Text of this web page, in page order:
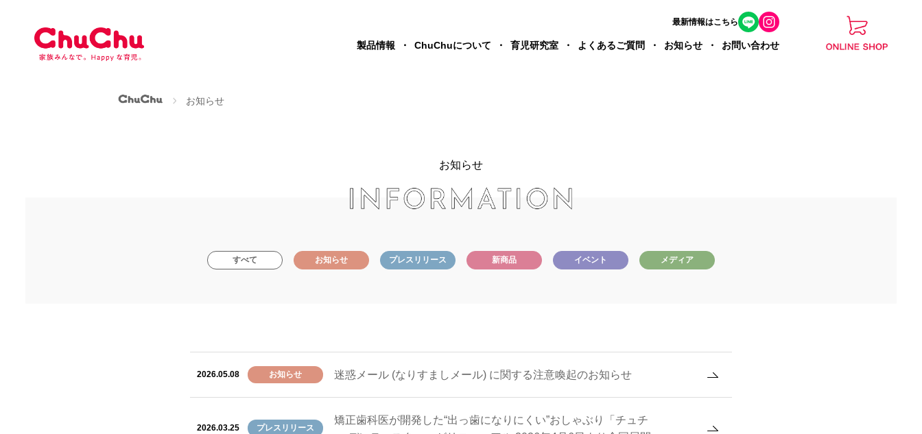
製品情報 ChuChuについて 育児研究室 よくあるご質問 お知らせ お問い合わせ
最新情報はこちら
ChuChu公式サイトお知らせ
お知らせ
すべて お知らせ プレスリリース 新商品 イベント メディア
2026.05.08 お知らせ 迷惑メール (なりすましメール) に関する注意喚起のお知らせ
2026.03.25 プレスリリース
矯正歯科医が開発した“出っ歯になりにくい”おしゃぶり「チュチ